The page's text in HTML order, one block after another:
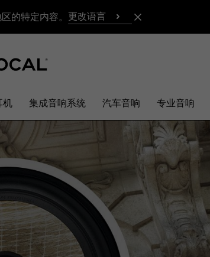
的特定内容。 更改语言
机 集成音响系统 汽车音响 专业音响